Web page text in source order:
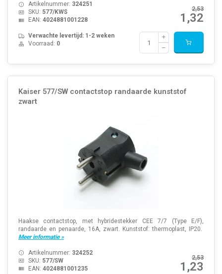
2,53
1,32
Artikelnummer: 324251
SKU: 577/KWS
EAN: 4024881001228
Verwachte levertijd: 1-2 weken
Voorraad: 0
Kaiser 577/SW contactstop randaarde kunststof
zwart
Haakse contactstop, met hybridestekker CEE 7/7 (Type E/F),
randaarde en penaarde, 16A, zwart. Kunststof: thermoplast, IP20.
Meer informatie »
2,53
1,23
Artikelnummer: 324252
SKU: 577/SW
EAN: 4024881001235